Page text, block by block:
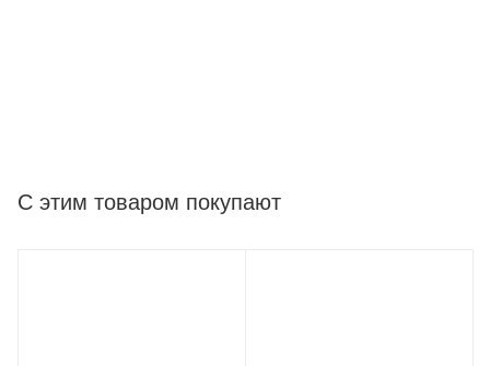
С этим товаром покупают